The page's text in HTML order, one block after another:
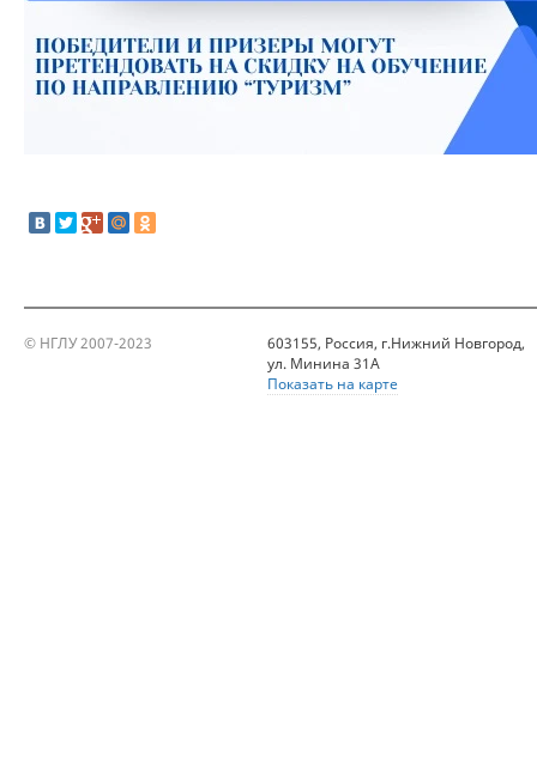
© НГЛУ 2007-2023
603155, Россия, г.Нижний Новгород,
ул. Минина 31А
Показать на карте